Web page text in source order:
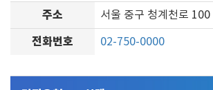
주소 서울 중구 청계천로
전화번호 02-750-0000